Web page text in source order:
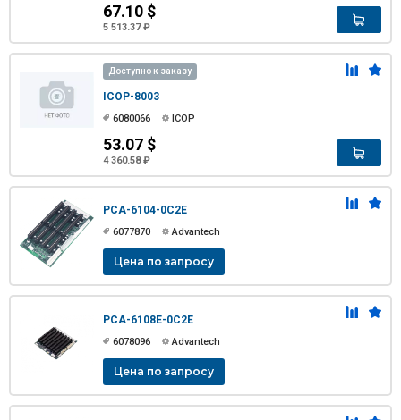
67.10 $
5 513.37 ₽
Доступно к заказу
ICOP-8003
6080066 ICOP
53.07 $
4 360.58 ₽
PCA-6104-0C2E
6077870 Advantech
Цена по запросу
PCA-6108E-0C2E
6078096 Advantech
Цена по запросу